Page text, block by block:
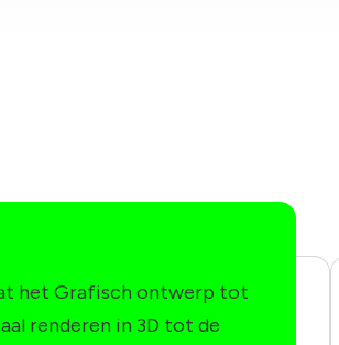
het Grafisch ontwerp tot
renderen in 3D tot de